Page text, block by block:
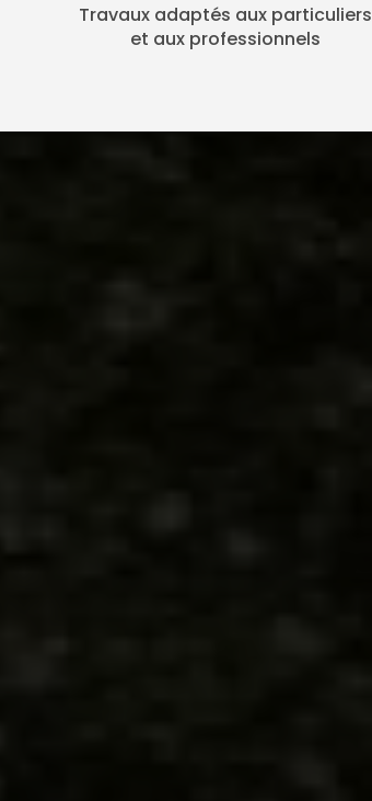
Travaux adaptés aux particuliers
et aux professionnels